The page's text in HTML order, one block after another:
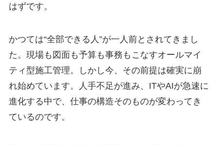
はずです。
かつては“全部できる人”が一人前とされてきまし
た。現場も図面も予算も事務もこなすオールマイ
ティ型施工管理。しかし今、その前提は確実に崩
れ始めています。人手不足が進み、ITやAIが急速に
進化する中で、仕事の構造そのものが変わってき
ているのです。